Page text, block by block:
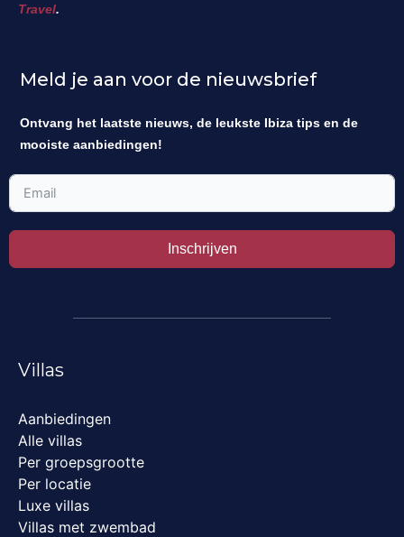
Travel.
Meld je aan voor de nieuwsbrief
Ontvang het laatste nieuws, de leukste Ibiza tips en de
mooiste aanbiedingen!
Inschrijven
Villas
Aanbiedingen
Alle villas
Per groepsgrootte
Per locatie
Luxe villas
Villas met zwembad